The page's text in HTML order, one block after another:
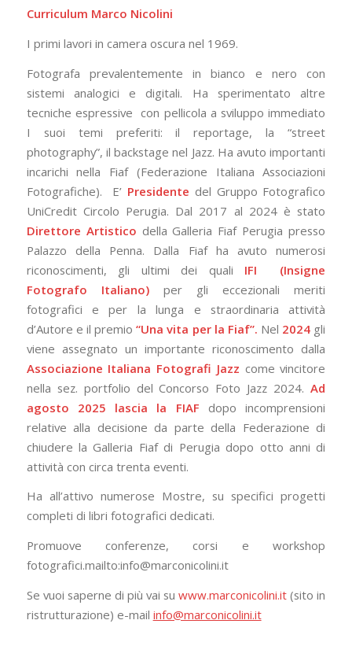
Curriculum Marco Nicolini
I primi lavori in camera oscura nel 1969.
Fotografa prevalentemente in bianco e nero con
sistemi analogici e digitali. Ha sperimentato altre
tecniche espressive con pellicola a sviluppo immediato
I suoi temi preferiti: il reportage, la “street
photography”, il backstage nel Jazz. Ha avuto importanti
incarichi nella Fiaf (Federazione Italiana Associazioni
Fotografiche). E’ Presidente del Gruppo Fotografico
UniCredit Circolo Perugia. Dal 2017 al 2024 è stato
Direttore Artistico della Galleria Fiaf Perugia presso
Palazzo della Penna. Dalla Fiaf ha avuto numerosi
riconoscimenti, gli ultimi dei quali IFI (Insigne
Fotografo Italiano) per gli eccezionali meriti
fotografici e per la lunga e straordinaria attività
d’Autore e il premio“Una vita per la Fiaf”. Nel 2024 gli
viene assegnato un importante riconoscimento dalla
Associazione Italiana Fotografi Jazz come vincitore
nella sez. portfolio del Concorso Foto Jazz 2024.Ad
agosto 2025 lascia la FIAF dopo incomprensioni
relative alla decisione da parte della Federazione di
chiudere la Galleria Fiaf di Perugia dopo otto anni di
attività con circa trenta eventi.
Ha all’attivo numerose Mostre, su specifici progetti
completi di libri fotografici dedicati.
Promuove conferenze, corsi e workshop
fotografici.mailto:info@marconicolini.it
Se vuoi saperne di più vai suwww.marconicolini.it (sito in
ristrutturazione) e-mail info@marconicolini.it